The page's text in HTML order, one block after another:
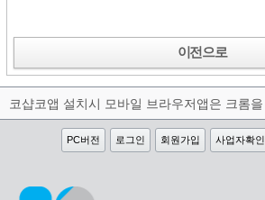
이전으로
PC버전 로그인 회원가입 사업자확인